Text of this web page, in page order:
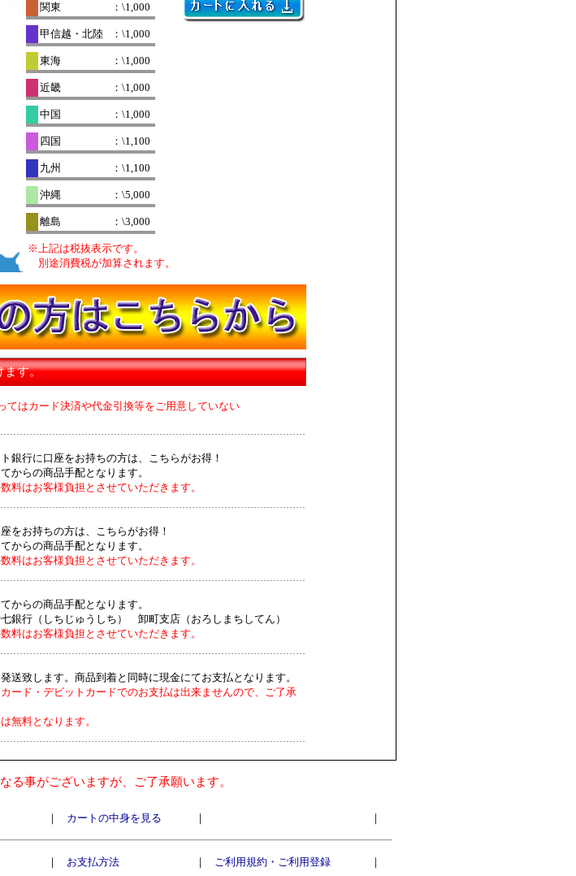
関東 ：\1,000
甲信越・北陸 ：\1,000
東海 ：\1,000
近畿 ：\1,000
中国 ：\1,000
四国 ：\1,100
九州 ：\1,100
沖縄 ：\5,000
離島 ：\3,000
※上記は税抜表示です。
別途消費税が加算されます。
ます。
はカード決済や代金引換等をご用意していない
銀行に口座をお持ちの方は、こちらがお得！
からの商品手配となります。
料はお客様負担とさせていただきます。
をお持ちの方は、こちらがお得！
からの商品手配となります。
料はお客様負担とさせていただきます。
からの商品手配となります。
銀行（しちじゅうしち） 卸町支店（おろしまちしてん）
料はお客様負担とさせていただきます。
送致します。商品到着と同時に現金にてお支払となります。
ード・デビットカードでのお支払は出来ませんので、ご了承
無料となります。
る事がございますが、ご了承願います。
｜ カートの中身を見る ｜ ｜
｜ お支払方法 ｜ ご利用規約・ご利用登録 ｜